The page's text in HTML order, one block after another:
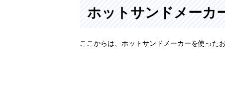
ホットサンドメーカ
ここからは、ホットサンドメーカーを使った